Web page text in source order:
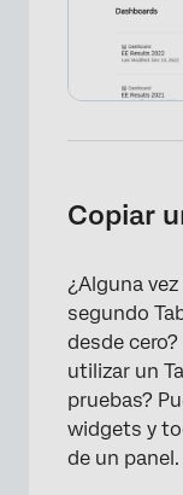
Copiar
¿Alguna
segundo
desde
utilizar un
pruebas?
widgets y
de un panel.